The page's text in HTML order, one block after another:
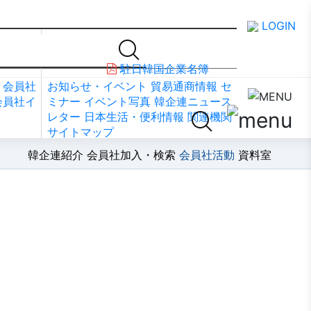
会員社
社イ
お知らせ・イベント 貿易通商情報 セ
ミナー イベント写真 韓企連ニュース
レター 日本生活・便利情報 関連機関
サイトマップ
駐日韓国企業名簿
LOGIN
韓企連紹介 会員社加入・検索 会員社活動 資料室